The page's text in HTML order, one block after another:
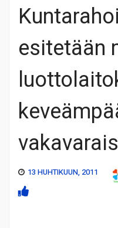
esitetään
13 HUHTIKUUN, 2011